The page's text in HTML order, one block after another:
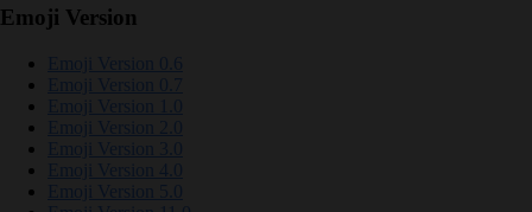
Emoji Version
Emoji Version 0.6
Emoji Version 0.7
Emoji Version 1.0
Emoji Version 2.0
Emoji Version 3.0
Emoji Version 4.0
Emoji Version 5.0